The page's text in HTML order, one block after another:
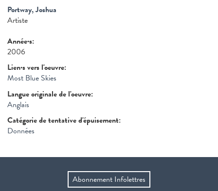
Portway, Joshua
Artiste
Année·s:
2006
Lien·s vers l'oeuvre:
Most Blue Skies
Langue originale de l'oeuvre:
Anglais
Catégorie de tentative d'épuisement:
Données
Abonnement Infolettres